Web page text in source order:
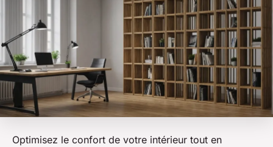
Optimisez le confort de votre intérieur tout en